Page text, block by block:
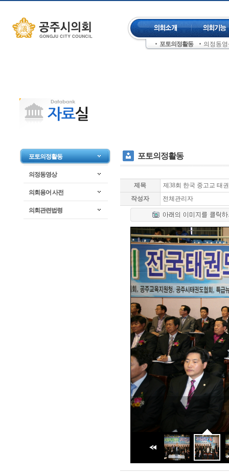
주메뉴 건너뛰기
포토의정활동 의정동
좌측메뉴 건너뛰기
포토의정활동
의정동영상
의회용어 사전
의회관련법령
포토의정활동
제목
제38회 한국 중고교 태
작성자
전체관리자